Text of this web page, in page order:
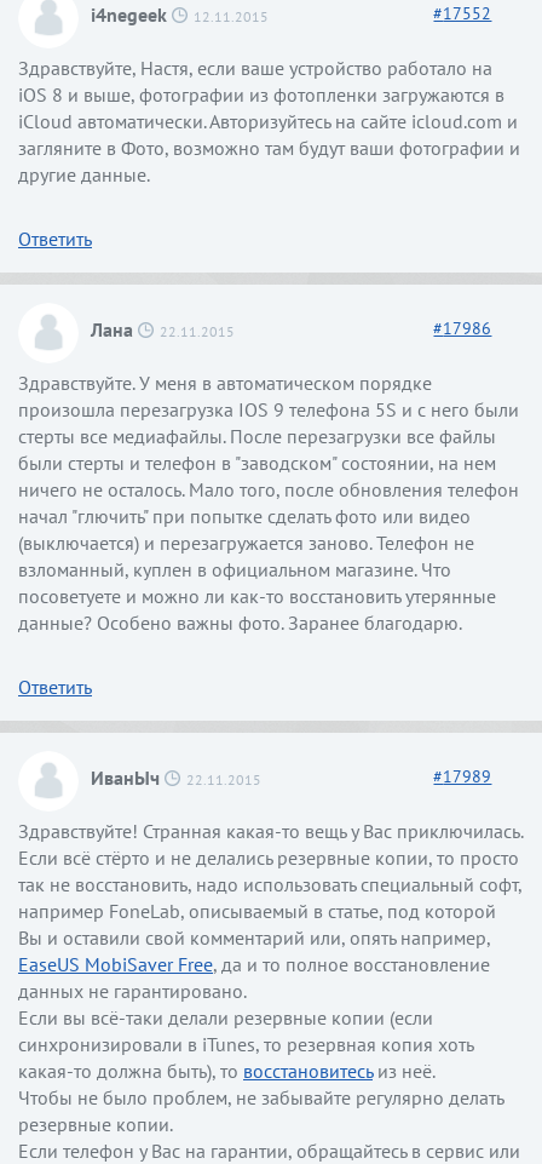
i4negeek 12.11.2015 #17552
Здравствуйте, Настя, если ваше устройство работало на
iOS 8 и выше, фотографии из фотопленки загружаются в
iCloud автоматически. Авторизуйтесь на сайте icloud.com и
загляните в Фото, возможно там будут ваши фотографии и
другие данные.
Ответить
Лана 22.11.2015 #17986
Здравствуйте. У меня в автоматическом порядке
произошла перезагрузка IOS 9 телефона 5S и с него были
стерты все медиафайлы. После перезагрузки все файлы
были стерты и телефон в "заводском" состоянии, на нем
ничего не осталось. Мало того, после обновления телефон
начал "глючить" при попытке сделать фото или видео
(выключается) и перезагружается заново. Телефон не
взломанный, куплен в официальном магазине. Что
посоветуете и можно ли как-то восстановить утерянные
данные? Особено важны фото. Заранее благодарю.
Ответить
ИванЫч 22.11.2015 #17989
Здравствуйте! Странная какая-то вещь у Вас приключилась.
Если всё стёрто и не делались резервные копии, то просто
так не восстановить, надо использовать специальный софт,
например FoneLab, описываемый в статье, под которой
Вы и оставили свой комментарий или, опять например,
EaseUS MobiSaver Free, да и то полное восстановление
данных не гарантировано.
Если вы всё-таки делали резервные копии (если
синхронизировали в iTunes, то резервная копия хоть
какая-то должна быть), то восстановитесьиз неё.
Чтобы не было проблем, не забывайте регулярно делать
резервные копии.
Если телефон у Вас на гарантии, обращайтесь в сервис или